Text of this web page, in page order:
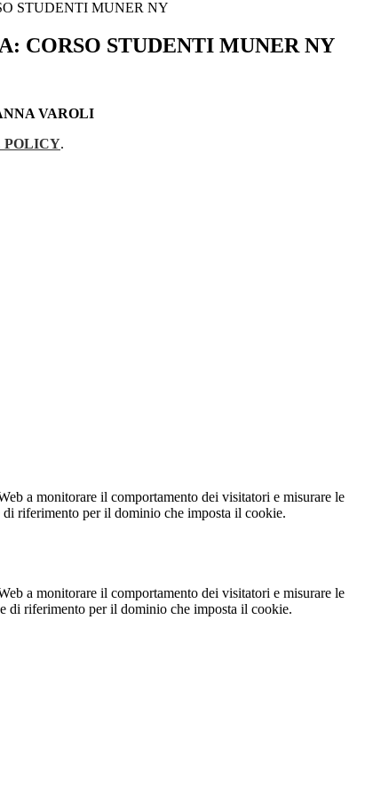
STUDENTI MUNER NY
CORSO STUDENTI MUNER NY
VAROLI
POLICY.
a monitorare il comportamento dei visitatori e misurare le
riferimento per il dominio che imposta il cookie.
a monitorare il comportamento dei visitatori e misurare le
di riferimento per il dominio che imposta il cookie.